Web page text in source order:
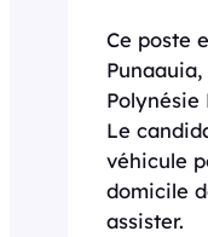
Ce poste
Punaauia,
Polynésie
Le
véhicule
domicile
assister.